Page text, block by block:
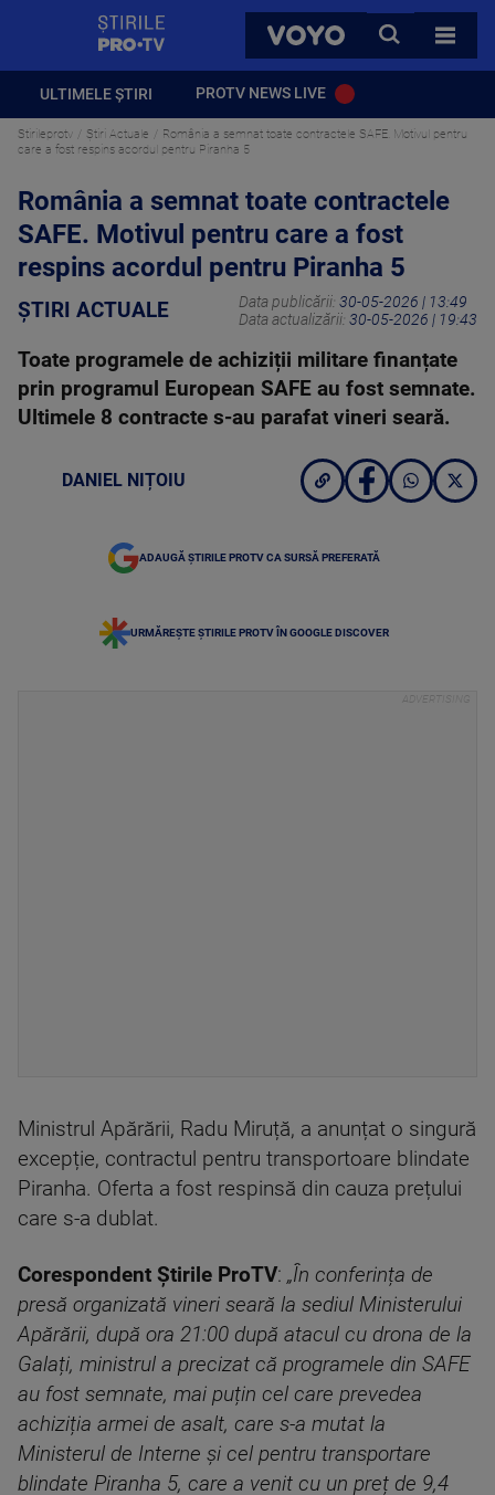
VOYO
CAUTA
TOATE
ULTIMELE ȘTIRI PROTV NEWS LIVE
Stirileprotv Știri Actuale
România a semnat toate contractele SAFE. Motivul pentru
care a fost respins acordul pentru Piranha 5
România a semnat toate contractele
SAFE. Motivul pentru care a fost
respins acordul pentru Piranha 5
ȘTIRI ACTUALE Data publicării: 30-05-2026 | 13:49
Data actualizării: 30-05-2026 | 19:43
Toate programele de achiziții militare finanțate
prin programul European SAFE au fost semnate.
Ultimele 8 contracte s-au parafat vineri seară.
DANIEL NIȚOIU
ADAUGĂ ȘTIRILE PROTV CA SURSĂ PREFERATĂ
URMĂREȘTE ȘTIRILE PROTV ÎN GOOGLE DISCOVER
Ministrul Apărării, Radu Miruță, a anunțat o singură
excepție, contractul pentru transportoare blindate
Piranha. Oferta a fost respinsă din cauza prețului
care s-a dublat.
Corespondent Știrile ProTV: „În conferința de
presă organizată vineri seară la sediul Ministerului
Apărării, după ora 21:00 după atacul cu drona de la
Galați, ministrul a precizat că programele din SAFE
au fost semnate, mai puțin cel care prevedea
achiziția armei de asalt, care s-a mutat la
Ministerul de Interne și cel pentru transportare
blindate Piranha 5, care a venit cu un preț de 9,4